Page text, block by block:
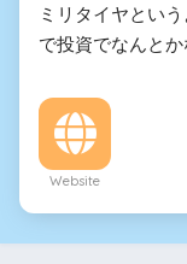
ミリタイヤとい
で投資でなんと
Website